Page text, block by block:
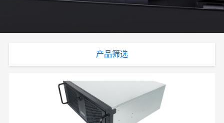
产品筛选